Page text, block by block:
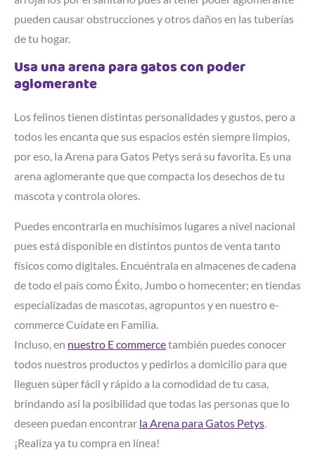
pueden causar obstrucciones y otros daños en las tuberías
de tu hogar.
Usa una arena para gatos con poder
aglomerante
Los felinos tienen distintas personalidades y gustos, pero a
todos les encanta que sus espacios estén siempre limpios,
por eso, la Arena para Gatos Petys será su favorita. Es una
arena aglomerante que que compacta los desechos de tu
mascota y controla olores.
Puedes encontrarla en muchísimos lugares a nivel nacional
pues está disponible en distintos puntos de venta tanto
físicos como digitales. Encuéntrala en almacenes de cadena
de todo el país como Éxito, Jumbo o homecenter; en tiendas
especializadas de mascotas, agropuntos y en nuestro e-
commerce Cuídate en Familia.
Incluso, en nuestro E commercetambién puedes conocer
todos nuestros productos y pedirlos a domicilio para que
lleguen súper fácil y rápido a la comodidad de tu casa,
brindando así la posibilidad que todas las personas que lo
deseen puedan encontrar la Arena para Gatos Petys
¡Realiza ya tu compra en línea!